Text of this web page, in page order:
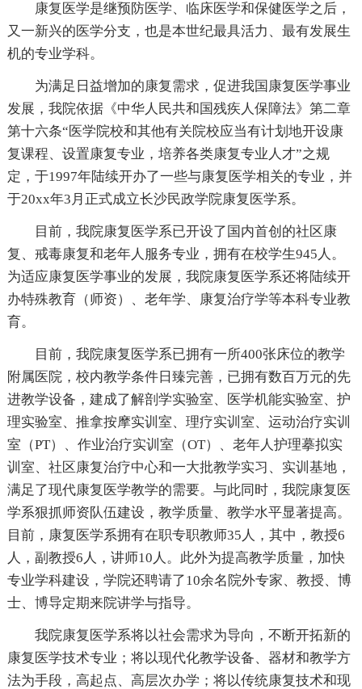
康复医学是继预防医学、临床医学和保健医学之后，
又一新兴的医学分支，也是本世纪最具活力、最有发展生
机的专业学科。
为满足日益增加的康复需求，促进我国康复医学事业
发展，我院依据《中华人民共和国残疾人保障法》第二章
第十六条“医学院校和其他有关院校应当有计划地开设康
复课程、设置康复专业，培养各类康复专业人才”之规
定，于1997年陆续开办了一些与康复医学相关的专业，并
于20xx年3月正式成立长沙民政学院康复医学系。
目前，我院康复医学系已开设了国内首创的社区康
复、戒毒康复和老年人服务专业，拥有在校学生945人。
为适应康复医学事业的发展，我院康复医学系还将陆续开
办特殊教育（师资）、老年学、康复治疗学等本科专业教
育。
目前，我院康复医学系已拥有一所400张床位的教学
附属医院，校内教学条件日臻完善，已拥有数百万元的先
进教学设备，建成了解剖学实验室、医学机能实验室、护
理实验室、推拿按摩实训室、理疗实训室、运动治疗实训
室（PT）、作业治疗实训室（OT）、老年人护理摹拟实
训室、社区康复治疗中心和一大批教学实习、实训基地，
满足了现代康复医学教学的需要。与此同时，我院康复医
学系狠抓师资队伍建设，教学质量、教学水平显著提高。
目前，康复医学系拥有在职专职教师35人，其中，教授6
人，副教授6人，讲师10人。此外为提高教学质量，加快
专业学科建设，学院还聘请了10余名院外专家、教授、博
士、博导定期来院讲学与指导。
我院康复医学系将以社会需求为导向，不断开拓新的
康复医学技术专业；将以现代化教学设备、器材和教学方
法为手段，高起点、高层次办学；将以传统康复技术和现